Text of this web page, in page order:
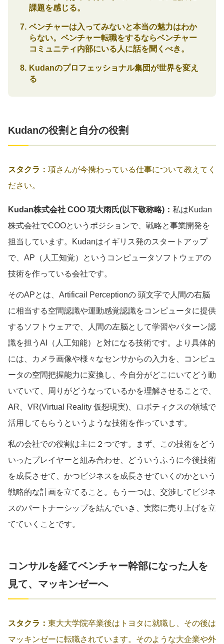
課題を感じる。
ベンチャーは入ってみないと本当の魅力はわか
らない。ベンチャー転職をするならベンチャー
コミュニティ内部にいる人に話を聞くべき。
Kudanのプロフェッショナル集団が世界を変え
る
Kudanの役割と自分の役割
スタクラ： 項さんが今携わっている仕事について教えてく
ださい。
Kudan株式会社 COO 項大雨氏(以下敬称略)： 私はKudan
株式会社でCOOというポジションで、戦略と事業開発を
担当しています。Kudanはイギリス発のスタートアップ
で、AP（人工知覚）というコンピュータソフトウェアの
技術を作っている会社です。
そのAPとは、Artificail Perceptionの 頭文字で人間の右脳
に相当する空間認識や運動感覚認識をコンピュータに提供
するソフトウェアで、人間の左脳として学習やパターン認
識を担うAI（人工知能）と対になる技術です。より具体的
には、カメラ画像や様々なセンサからの入力を、コンピュ
ータの空間把握能力に変換し、今自分がどこにいてどう動
いていて、周りがどうなっているかを理解させることで、
AR、VR(Virtual Reality 仮想現実)、ロボティクスの領域で
活用してもらうというような技術を作っています。
私の会社での役割は主に２つです。まず、この技術をどう
いったプレイヤーと組み合わせ、どういうふうに今後技術
を成長させて、かつビジネスを成長させていくのかという
戦略的な計画を立てること。もう一つは、交渉してビジネ
スのパートナーシップを結んでいき、実際に売り上げを立
てていくことです。
コンサルを経てベンチャー幹部になった人を
見て、マッキンゼーへ
スタクラ： 東大大学院卒業後はトヨタに就職し、その後は
マッキンゼーに転職されています。そのような大企業や外